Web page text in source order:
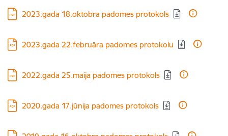
Lejupielādēt:
2023.gada 18.oktobra padomes protokols
Lejupielādēt:
2023.gada 22.februāra padomes protokolu
Lejupielādēt:
2022.gada 25.maija padomes protokols
Lejupielādēt:
2020.gada 17.jūnija padomes protokols